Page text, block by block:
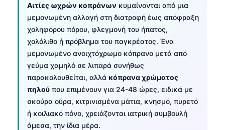
Αιτίες ωχρών κοπράνων κυμαίνονται από μια
μεμονωμένη αλλαγή στη διατροφή έως απόφραξη
χοληφόρου πόρου, φλεγμονή του ήπατος,
χολόλιθο ή πρόβλημα του παγκρέατος. Ένα
μεμονωμένο ανοιχτόχρωμο κόπρανο μετά από
γεύμα χαμηλό σε λιπαρά συνήθως
παρακολουθείται, αλλά κόπρανα χρώματος
πηλού που επιμένουν για 24-48 ώρες, ειδικά με
σκούρα ούρα, κιτρινισμένα μάτια, κνησμό, πυρετό
ή κοιλιακό πόνο, χρειάζονται ιατρική συμβουλή
άμεσα, την ίδια μέρα.